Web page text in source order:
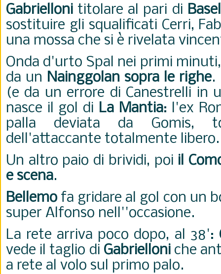
Gabrielloni titolare al pari di
sostituire gli squalificati Cerri,
una mossa che si è rivelata
Onda d'urto Spal nei primi
da un Nainggolan sopra le righe.
(e da un errore di Canestrelli in
nasce il gol di La Mantia: l'ex
palla deviata da Gomis,
dell'attaccante totalmente
Un altro paio di brividi, poi il
e scena.
Bellemofa gridare al gol con un
super Alfonso nell''occasione.
La rete arriva poco dopo, al 38':
vede il taglio di Gabrielloniche
a rete al volo sul primo palo.